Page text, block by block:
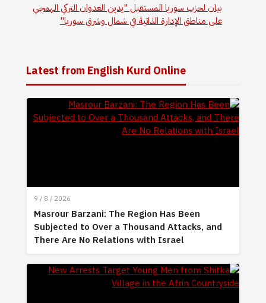
بيان لحزب سوريا المستقبل "يدين العدوان التركي الهمجي
على مناطق الإدارة الذاتية في شمال وشرق سوريا"
Latest from English Kurd Online
9 / 8 / 2026
Masrour Barzani: The Region Has Been
Subjected to Over a Thousand Attacks, and
There Are No Relations with Israel